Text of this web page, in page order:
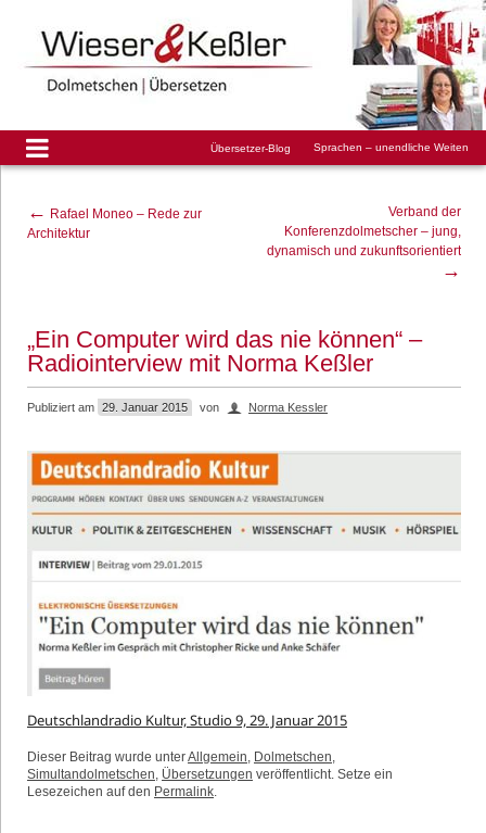
Übersetzer-Blog Sprachen – unendliche Weiten
← Rafael Moneo – Rede zur
Architektur
Verband der
Konferenzdolmetscher – jung,
dynamisch und zukunftsorientiert
→
„Ein Computer wird das nie können“ –
Radiointerview mit Norma Keßler
Publiziert am 29. Januar 2015 von Norma Kessler
Deutschlandradio Kultur, Studio 9, 29. Januar 2015
Dieser Beitrag wurde unterAllgemein, Dolmetschen,
Simultandolmetschen, Übersetzungen veröffentlicht. Setze ein
Lesezeichen auf den Permalink.